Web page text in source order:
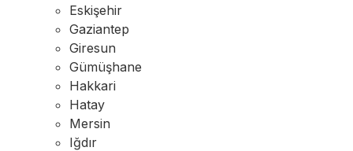
Eskişehir
Gaziantep
Giresun
Gümüşhane
Hakkari
Hatay
Mersin
Iğdır